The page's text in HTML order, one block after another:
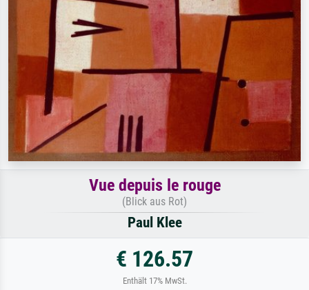
Vue depuis le rouge
(Blick aus Rot)
Paul Klee
€ 126.57
Enthält 17% MwSt.